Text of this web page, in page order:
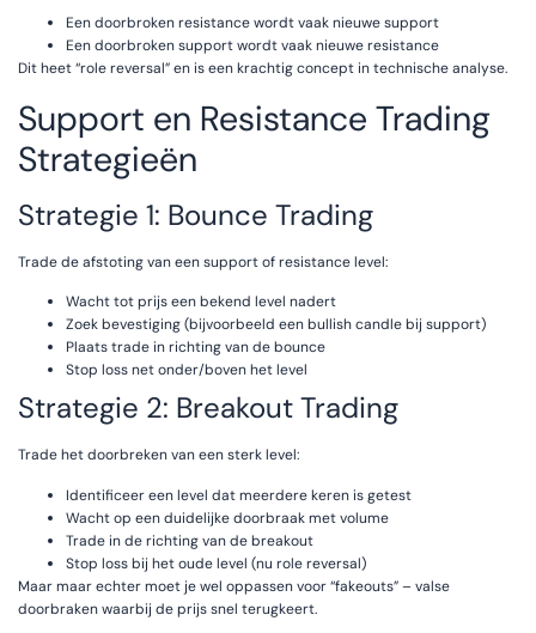
Een doorbroken resistance wordt vaak nieuwe support
Een doorbroken support wordt vaak nieuwe resistance
Dit heet “role reversal” en is een krachtig concept in technische analyse.
Support en Resistance Trading
Strategieën
Strategie 1: Bounce Trading
Trade de afstoting van een support of resistance level:
Wacht tot prijs een bekend level nadert
Zoek bevestiging (bijvoorbeeld een bullish candle bij support)
Plaats trade in richting van de bounce
Stop loss net onder/boven het level
Strategie 2: Breakout Trading
Trade het doorbreken van een sterk level:
Identificeer een level dat meerdere keren is getest
Wacht op een duidelijke doorbraak met volume
Trade in de richting van de breakout
Stop loss bij het oude level (nu role reversal)
Maar maar echter moet je wel oppassen voor “fakeouts” – valse
doorbraken waarbij de prijs snel terugkeert.